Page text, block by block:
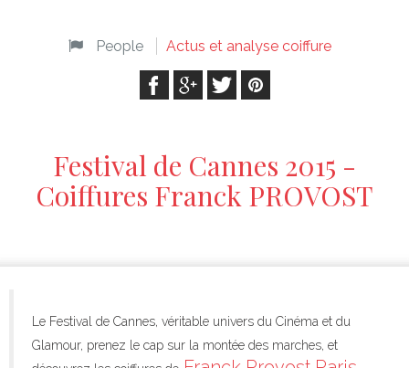
People Actus et analyse coiffure
Festival de Cannes 2015 -
Coiffures Franck PROVOST
Le Festival de Cannes, véritable univers du Cinéma et du
Glamour, prenez le cap sur la montée des marches, et